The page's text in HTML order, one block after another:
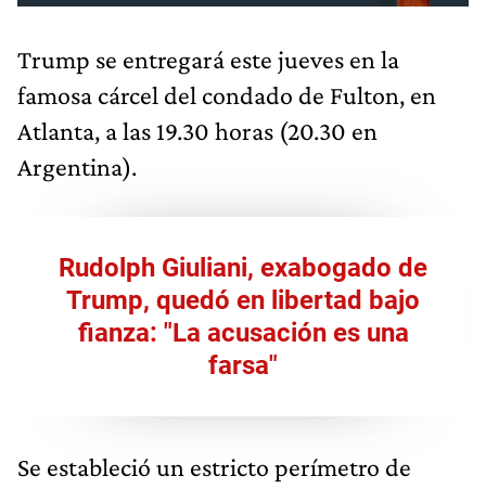
Trump se entregará este jueves en la
famosa cárcel del condado de Fulton, en
Atlanta, a las 19.30 horas (20.30 en
Argentina).
Rudolph Giuliani, exabogado de
Trump, quedó en libertad bajo
fianza: "La acusación es una
farsa"
Se estableció un estricto perímetro de